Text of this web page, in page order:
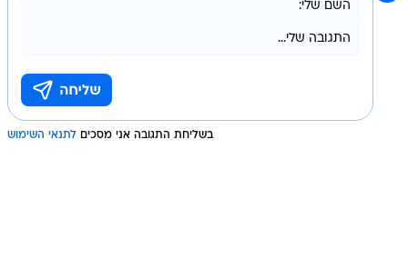
בשליחת התגובה אני מסכים לתנאי השימוש